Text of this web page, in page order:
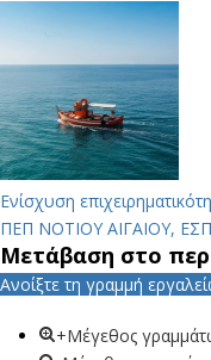
Ενίσχυση
ΠΕΠ ΝΟΤΙΟΥ ΑΙΓΑΙΟΥ,
Μετάβαση στο
Ανοίξτε τη γραμμή
+Μέγεθος